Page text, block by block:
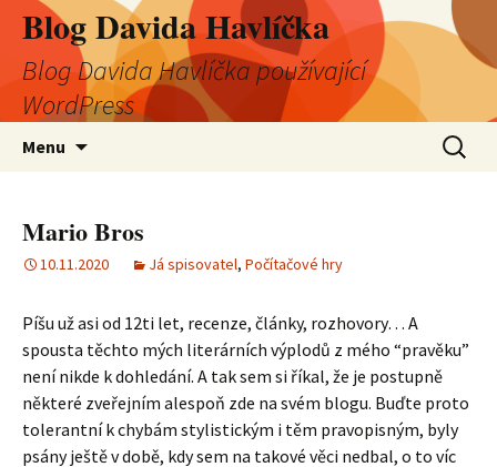
Blog Davida Havlíčka
Blog Davida Havlíčka používající
WordPress
Menu
Mario Bros
10.11.2020 Já spisovatel, Počítačové hry
Píšu už asi od 12ti let, recenze, články, rozhovory… A
spousta těchto mých literárních výplodů z mého “pravěku”
není nikde k dohledání. A tak sem si říkal, že je postupně
některé zveřejním alespoň zde na svém blogu. Buďte proto
tolerantní k chybám stylistickým i těm pravopisným, byly
psány ještě v době, kdy sem na takové věci nedbal, o to víc